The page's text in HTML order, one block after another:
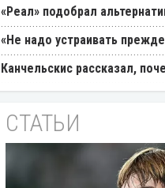
«Реал» подобрал
«Не надо устраивать
Канчельскис рассказал,
СТАТЬИ